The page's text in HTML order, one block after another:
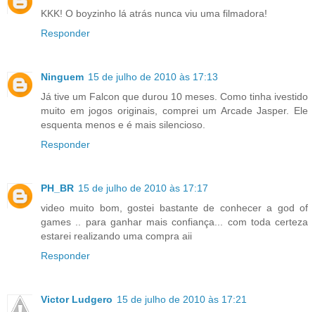
KKK! O boyzinho lá atrás nunca viu uma filmadora!
Responder
Ninguem 15 de julho de 2010 às 17:13
Já tive um Falcon que durou 10 meses. Como tinha ivestido
muito em jogos originais, comprei um Arcade Jasper. Ele
esquenta menos e é mais silencioso.
Responder
PH_BR 15 de julho de 2010 às 17:17
video muito bom, gostei bastante de conhecer a god of
games .. para ganhar mais confiança... com toda certeza
estarei realizando uma compra aii
Responder
Victor Ludgero 15 de julho de 2010 às 17:21